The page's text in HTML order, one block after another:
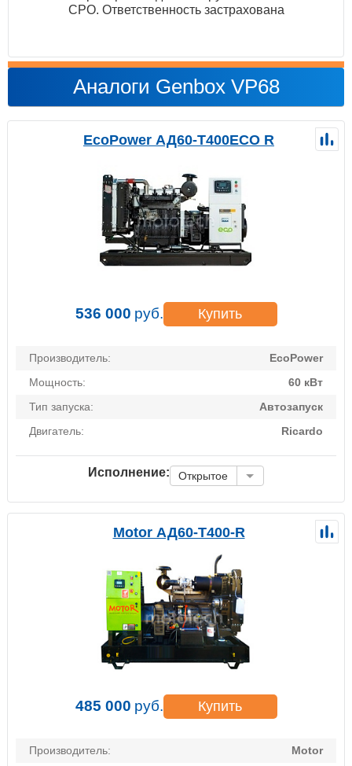
СРО. Ответственность застрахована
Аналоги Genbox VP68
EcoPower АД60-T400ECO R
536 000 руб. Купить
Производитель:
EcoPower
Мощность:
60 кВт
Тип запуска:
Автозапуск
Двигатель:
Ricardo
Исполнение: Открытое
Motor АД60-Т400-R
485 000 руб. Купить
Производитель:
Motor